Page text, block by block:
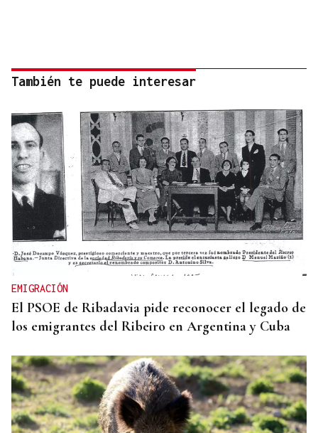
También te puede interesar
EMIGRACIÓN
El PSOE de Ribadavia pide reconocer el legado de
los emigrantes del Ribeiro en Argentina y Cuba